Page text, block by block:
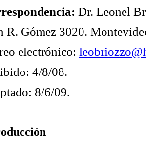
Dr. Leonel
R. Gómez 3020.
electrónico:
4/8/08.
8/6/09.